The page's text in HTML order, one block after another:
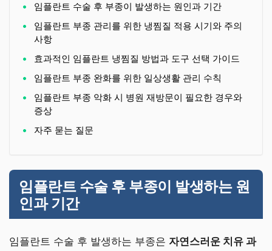
임플란트 수술 후 부종이 발생하는 원인과 기간
임플란트 부종 관리를 위한 냉찜질 적용 시기와 주의
사항
효과적인 임플란트 냉찜질 방법과 도구 선택 가이드
임플란트 부종 완화를 위한 일상생활 관리 수칙
임플란트 부종 악화 시 병원 재방문이 필요한 경우와
증상
자주 묻는 질문
임플란트 수술 후 부종이 발생하는 원
인과 기간
임플란트 수술 후 발생하는 부종은 자연스러운 치유 과